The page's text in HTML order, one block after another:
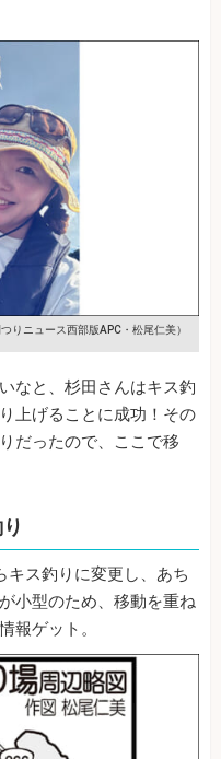
つりニュース西部版APC・松尾仁美）
なと、杉田さんはキス釣
上げることに成功！その
だったので、ここで移
キス釣りに変更し、あち
小型のため、移動を重ね
報ゲット。